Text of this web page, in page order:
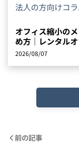
法人の方向けコ
オフィス縮小の
め方｜レンタル
2026/08/07
前の記事